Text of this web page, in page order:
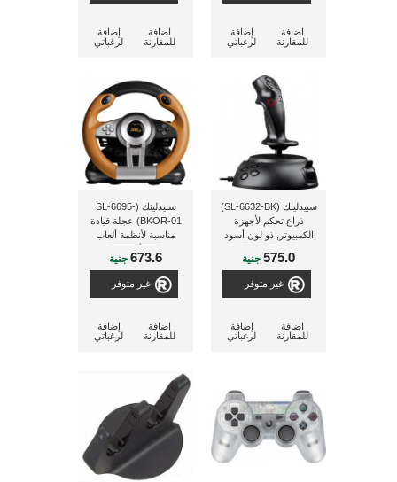
إضافة
لرغباتي
اضافة
للمقارنة
إضافة
لرغباتي
اضافة
للمقارنة
سبيدلينك (SL-6632-BK)
ذراع تحكم لأجهزة
الكمبيوتر, ذو لون أسود
575.0جنية
غير متوفر
إضافة
لرغباتي
اضافة
للمقارنة
سبيدلينك (SL-6695-
BKOR-01) عجلة قيادة
مناسبة لأنظمة ألعاب
الكمبيوتر- أسود/برتقالى
673.6جنية
غير متوفر
إضافة
لرغباتي
اضافة
للمقارنة